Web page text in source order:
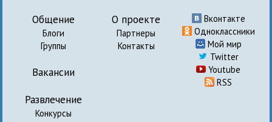
Общение
Блоги
Группы
Вакансии
Развлечение
Конкурсы
О проекте
Партнеры
Контакты
Вконтакте
Одноклассники
Мой мир
Twitter
Youtube
RSS